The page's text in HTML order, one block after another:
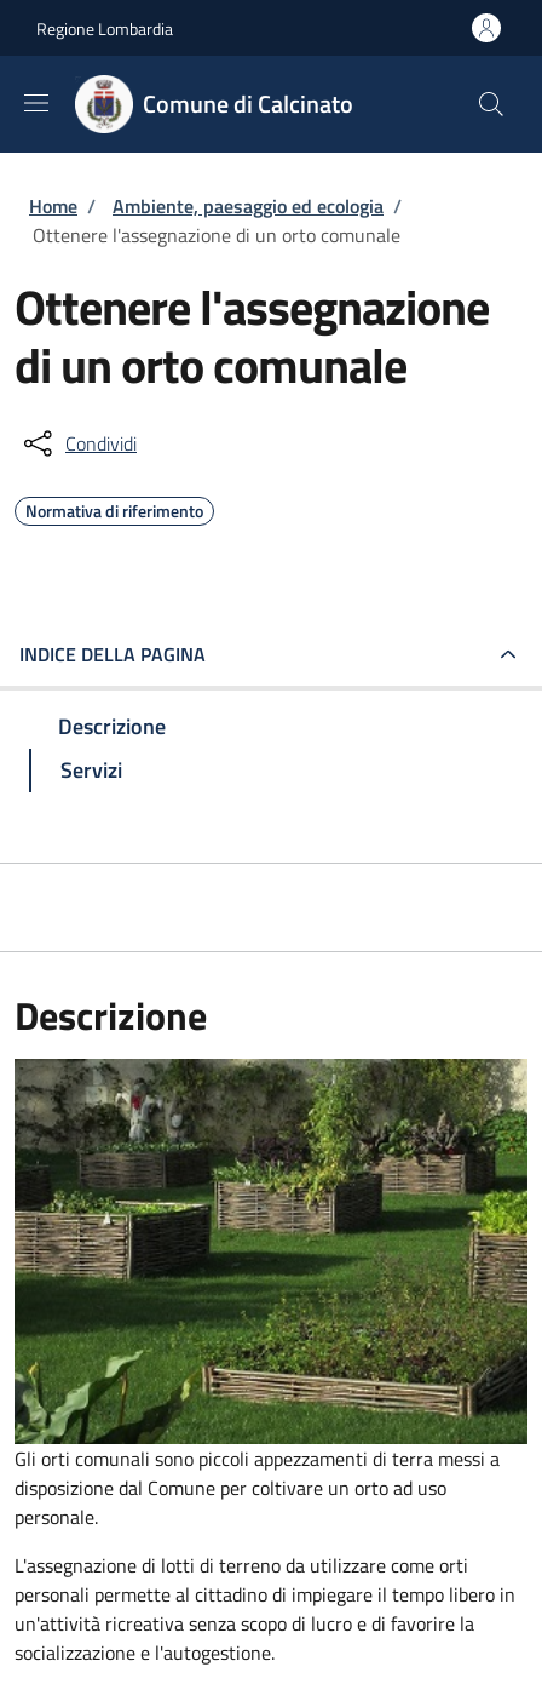
Regione Lombardia
Comune di Calcinato
Briciole di pane
Home / Ambiente, paesaggio ed ecologia /
Ottenere l'assegnazione di un orto comunale
Ottenere l'assegnazione
di un orto comunale
Condividi
Normativa di riferimento
INDICE DELLA PAGINA
Descrizione
Servizi
Descrizione
Gli orti comunali sono piccoli appezzamenti di terra messi a
disposizione dal Comune per coltivare un orto ad uso
personale.
L'assegnazione di lotti di terreno da utilizzare come orti
personali permette al cittadino di impiegare il tempo libero in
un'attività ricreativa senza scopo di lucro e di favorire la
socializzazione e l'autogestione.